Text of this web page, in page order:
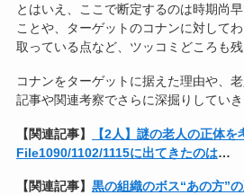
とはいえ、ここで断定するのは時期尚
ことや、ターゲットのコナンに対して
取っている点など、ツッコミどころも残
コナンをターゲットに据えた理由や、
記事や関連考察でさらに深掘りしていき
【関連記事】
【2人】謎の老人の正体を
File1090/1102/1115に出てきたのは…
【関連記事】 黒の組織のボス“あの方”